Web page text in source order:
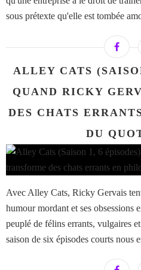
sous prétexte qu'elle est tombée
ALLEY CATS
QUAND RICKY
DES CHATS
DU
Avec Alley Cats, Ricky Gervais
humour mordant et ses obsessions
peuplé de félins errants, vulgaires
saison de six épisodes courts nous